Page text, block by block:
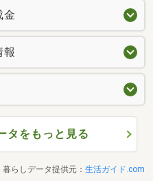
金
報
タをもっと見る
暮らしデータ提供元： 生活ガイド.com